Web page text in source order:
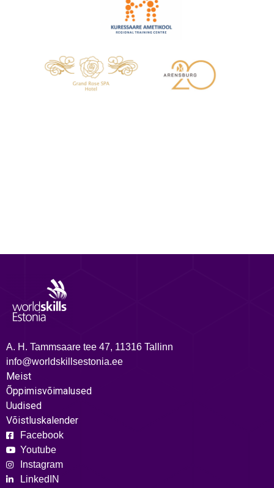
A. H. Tammsaare tee 47, 11316 Tallinn
info@worldskillsestonia.ee
Meist
Õppimisvõimalused
Uudised
Võistluskalender
Facebook
Youtube
Instagram
LinkedIN